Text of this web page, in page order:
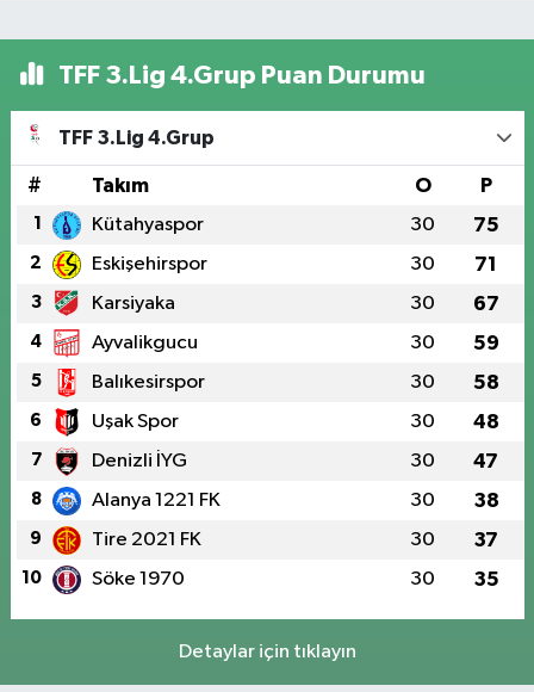
TFF 3.Lig 4.Grup Puan Durumu
TFF 3.Lig 4.Grup
# Takım O P
1 Kütahyaspor 30 75
2 Eskişehirspor 30 71
3 Karsiyaka 30 67
4 Ayvalikgucu 30 59
5 Balıkesirspor 30 58
6 Uşak Spor 30 48
7 Denizli İYG 30 47
8 Alanya 1221 FK 30 38
9 Tire 2021 FK 30 37
10 Söke 1970 30 35
Detaylar için tıklayın